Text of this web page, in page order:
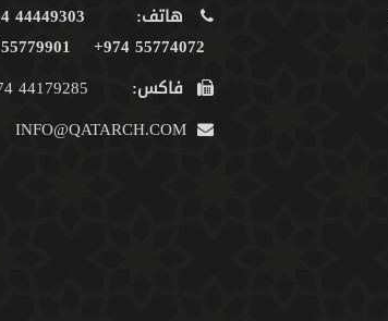
هاتف:
44449303 974+
55774072 974+
55779901 974+
فاكس: